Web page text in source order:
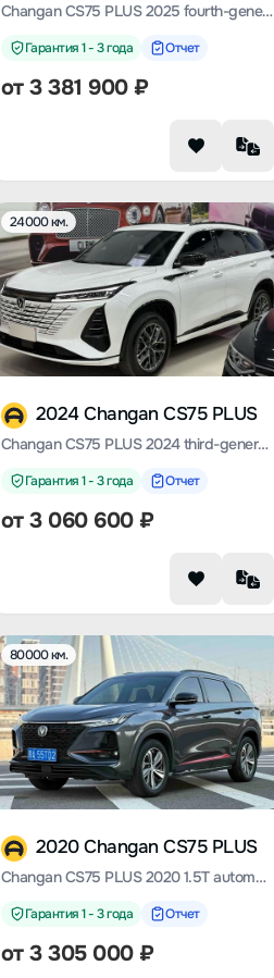
Changan CS75 PLUS 2025 fourth-generation 1.5T new Blue Whale smart flagship
Гарантия 1 - 3 года Отчет
от3 381 900₽
24000 км.
2024 Changan CS75 PLUS
Changan CS75 PLUS 2024 third-generation Champion Version 1.5T automatic smart driving Jinhang type
Гарантия 1 - 3 года Отчет
от3 060 600₽
80000 км.
2020 Changan CS75 PLUS
Changan CS75 PLUS 2020 1.5T automatic luxury type
Гарантия 1 - 3 года Отчет
от3 305 000₽